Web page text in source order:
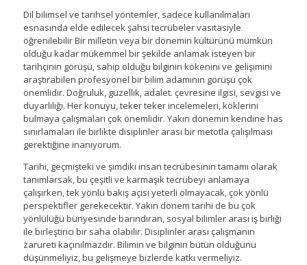
Dil bilimsel ve tarihsel yöntemler, sadece kullanılmaları
esnasında elde edilecek şahsi tecrübeler vasıtasiyle
öğrenilebilir Bir milletin veya bir dönemin kültürünü mümkün
olduğu kadar mükemmel bir şekilde anlamak isteyen bir
tarihçinin görüşü, sahip olduğu bilginin kökenini ve gelişimini
araştırabilen profesyonel bir bilim adamının görüşü çok
önemlidir. Doğruluk, güzellik, adalet. çevresine ilgisi, sevgisi ve
duyarlılığı. Her konuyu, teker teker incelemeleri, köklerini
bulmaya çalışmaları çok önemlidir. Yakın dönemin kendine has
sınırlamaları ile birlikte disiplinler arası bir metotla çalışılması
gerektiğine inanıyorum.
Tarihi, geçmişteki ve şimdiki insan tecrübesinin tamamı olarak
tanımlarsak, bu çeşitli ve karmaşık tecrübeyi anlamaya
çalışırken, tek yönlü bakış açısı yeterli olmayacak, çok yönlü
perspektifler gerekecektir. Yakın dönem tarihi de bu çok
yönlülüğü bünyesinde barındıran, sosyal bilimler arası iş birliği
ile birleştirici bir saha olabilir. Disiplinler arası çalışmanın
zarureti kaçınılmazdır. Bilimin ve bilginin bütün olduğunu
düşünmeliyiz, bu gelişmeye bizlerde katkı vermeliyiz.